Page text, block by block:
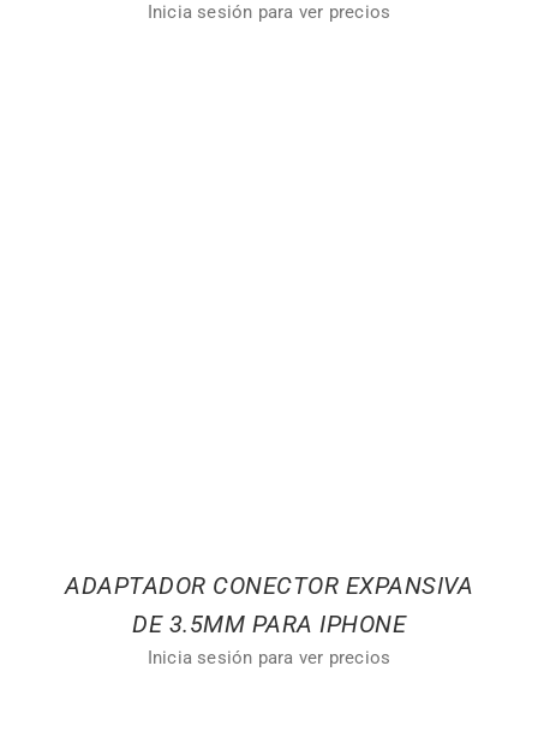
Inicia sesión para ver precios
ADAPTADOR CONECTOR EXPANSIVA
DE 3.5MM PARA IPHONE
Inicia sesión para ver precios